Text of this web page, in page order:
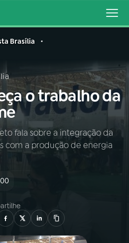
AO VIVO
Brasília
o trabalho da
fala sobre a integração da
com a produção de energia